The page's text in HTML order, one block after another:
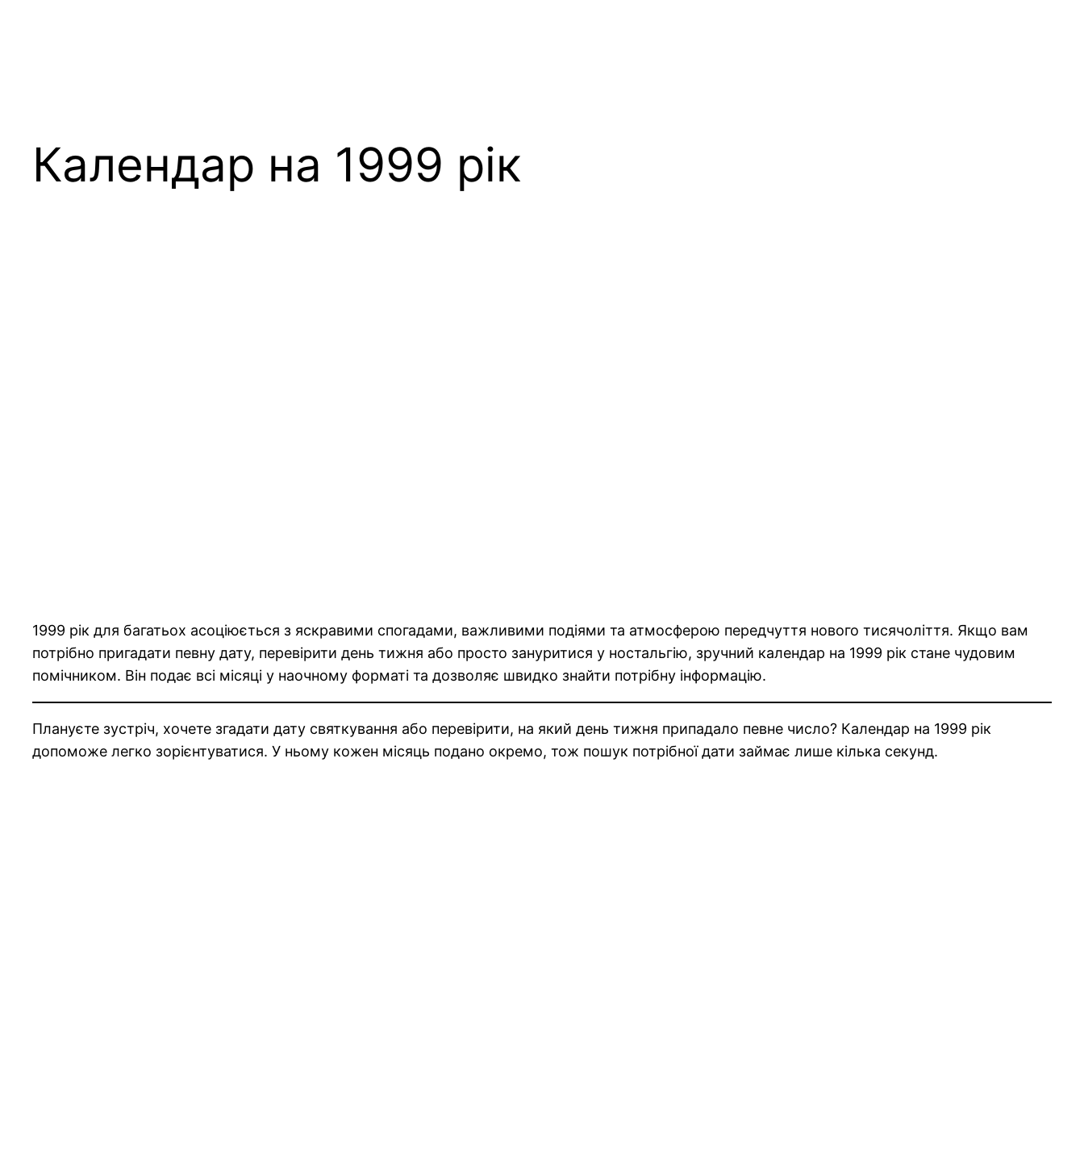
Календар на 1999 рік
1999 рік для багатьох асоціюється з яскравими спогадами, важливими подіями та атмосферою передчуття нового тисячоліття. Якщо вам
потрібно пригадати певну дату, перевірити день тижня або просто зануритися у ностальгію, зручний календар на 1999 рік стане чудовим
помічником. Він подає всі місяці у наочному форматі та дозволяє швидко знайти потрібну інформацію.
Плануєте зустріч, хочете згадати дату святкування або перевірити, на який день тижня припадало певне число? Календар на 1999 рік
допоможе легко зорієнтуватися. У ньому кожен місяць подано окремо, тож пошук потрібної дати займає лише кілька секунд.